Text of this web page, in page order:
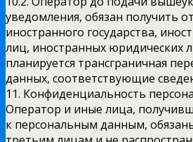
уведомления, обязан получить
иностранного государства,
лиц, иностранных юридических
планируется трансграничная
данных, соответствующие
11. Конфиденциальность
Оператор и иные лица,
к персональным данным,